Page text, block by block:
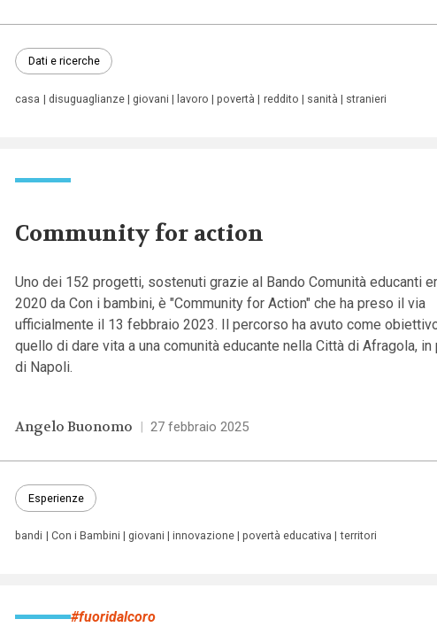
Dati e ricerche
casa disuguaglianze giovani lavoro povertà reddito sanità stranieri
Community for action
Uno dei 152 progetti, sostenuti grazie al Bando Comunità educanti
2020 da Con i bambini, è "Community for Action" che ha preso il via
ufficialmente il 13 febbraio 2023. Il percorso ha avuto come
quello di dare vita a una comunità educante nella Città di Afragola, in
di Napoli.
Angelo Buonomo | 27 febbraio 2025
Esperienze
bandi Con i Bambini giovani innovazione povertà educativa territori
#fuoridalcoro